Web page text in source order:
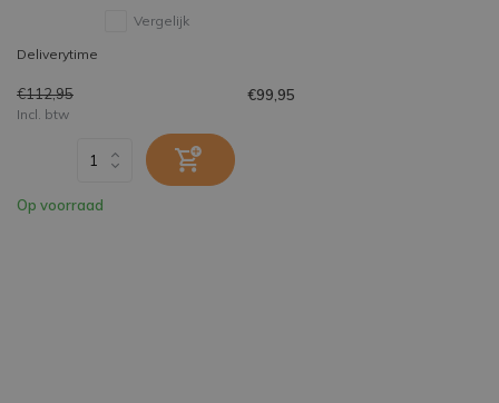
Vergelijk
Deliverytime
€112,95 €99,95
Incl. btw
Op voorraad